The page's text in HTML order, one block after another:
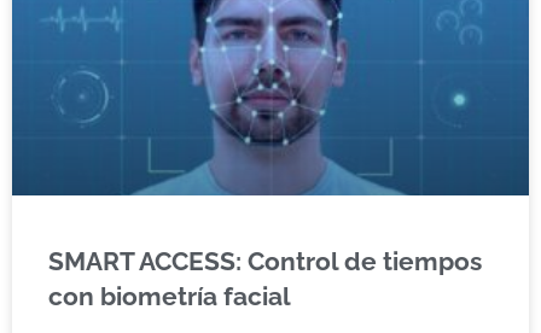
SMART ACCESS: Control de tiempos
con biometría facial